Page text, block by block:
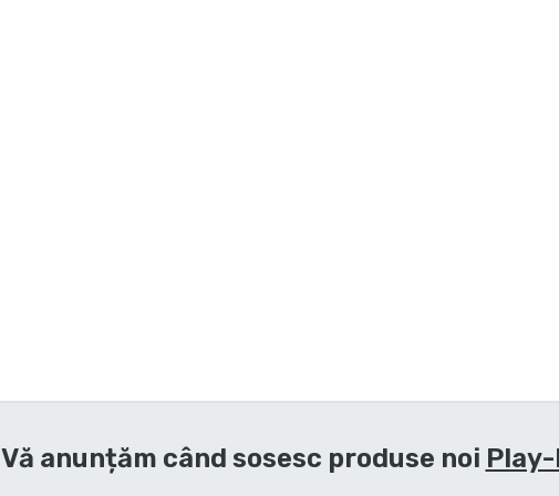
Vă anunțăm când sosesc produse noi